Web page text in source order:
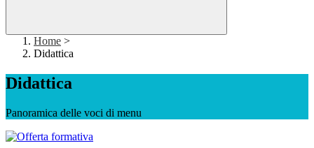
Home >
Didattica
Didattica
Panoramica delle voci di menu